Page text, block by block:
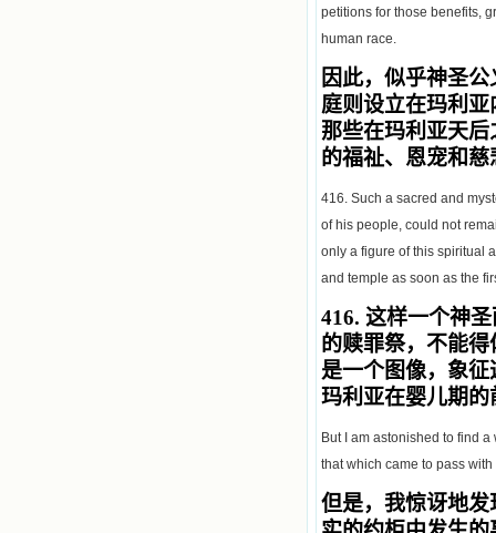
petitions for those benefits,
human race.
因此，似乎神圣
庭则设立在玛利亚
那些在玛利亚天
的福祉、恩宠和慈
416. Such a sacred and
of his people, could not
only a figure of this spiritual
and temple as soon as the
416. 这样一个神
的赎罪祭，不能
是一个图像，象
玛利亚在婴儿期
But I am astonished to find
that which came to pass
但是，我惊讶地